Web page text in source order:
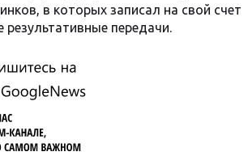
в которых записал на свой счет
результативные передачи.